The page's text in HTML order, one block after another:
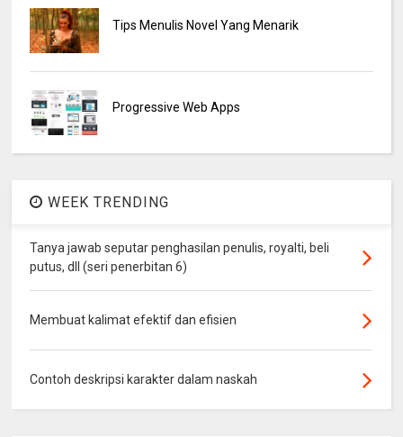
Tips Menulis Novel Yang Menarik
Progressive Web Apps
WEEK TRENDING
Tanya jawab seputar penghasilan penulis, royalti, beli
putus, dll (seri penerbitan 6)
Membuat kalimat efektif dan efisien
Contoh deskripsi karakter dalam naskah